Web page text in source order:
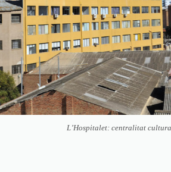
L’Hospitalet: centralitat